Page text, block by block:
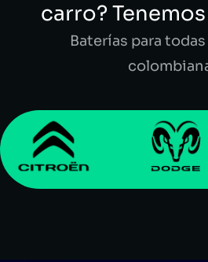
carro?
Baterías para